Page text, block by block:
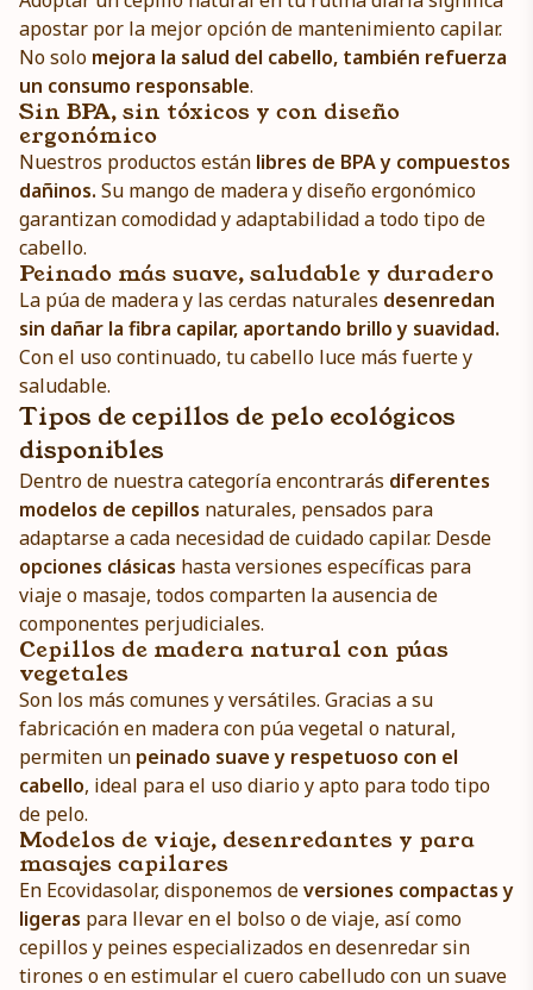
apostar por la mejor opción de mantenimiento capilar.
No solo mejora la salud del cabello, también refuerza
un consumo responsable.
Sin BPA, sin tóxicos y con diseño
ergonómico
Nuestros productos están libres de BPA y compuestos
dañinos. Su mango de madera y diseño ergonómico
garantizan comodidad y adaptabilidad a todo tipo de
cabello.
Peinado más suave, saludable y duradero
La púa de madera y las cerdas naturales desenredan
sin dañar la fibra capilar, aportando brillo y suavidad.
Con el uso continuado, tu cabello luce más fuerte y
saludable.
Tipos de cepillos de pelo ecológicos
disponibles
Dentro de nuestra categoría encontrarás diferentes
modelos de cepillos naturales, pensados para
adaptarse a cada necesidad de cuidado capilar. Desde
opciones clásicas hasta versiones específicas para
viaje o masaje, todos comparten la ausencia de
componentes perjudiciales.
Cepillos de madera natural con púas
vegetales
Son los más comunes y versátiles. Gracias a su
fabricación en madera con púa vegetal o natural,
permiten un peinado suave y respetuoso con el
cabello, ideal para el uso diario y apto para todo tipo
de pelo.
Modelos de viaje, desenredantes y para
masajes capilares
En Ecovidasolar, disponemos deversiones compactas y
ligeras para llevar en el bolso o de viaje, así como
cepillos y peines especializados en desenredar sin
tirones o en estimular el cuero cabelludo con un suave